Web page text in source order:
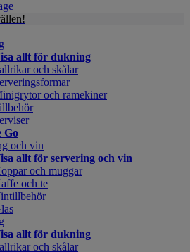
allt för dukning
och skålar
och ramekiner
Go
och vin
allt för servering och vin
och muggar
och te
allt för dukning
och skålar